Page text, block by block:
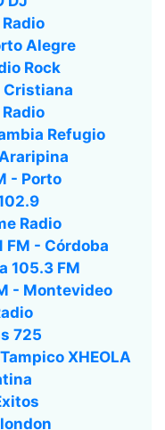
Alegre
Rock
Cristiana
Refugio
- Porto
Radio
FM - Córdoba
105.3 FM
- Montevideo
725
XHEOLA